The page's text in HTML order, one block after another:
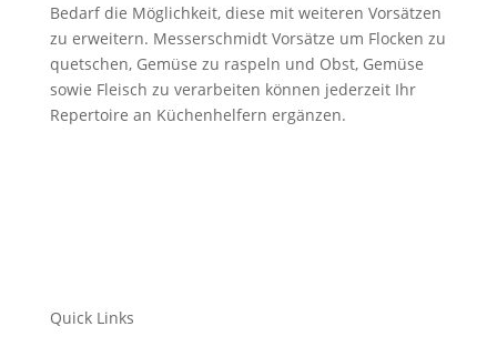
Bedarf die Möglichkeit, diese mit weiteren Vorsätzen
zu erweitern. Messerschmidt Vorsätze um Flocken zu
quetschen, Gemüse zu raspeln und Obst, Gemüse
sowie Fleisch zu verarbeiten können jederzeit Ihr
Repertoire an Küchenhelfern ergänzen.
Quick Links